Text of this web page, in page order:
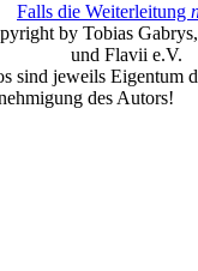
Falls die Weiterleitung
by Tobias
und Flavii e.V.
sind jeweils Eigentum
des Autors!